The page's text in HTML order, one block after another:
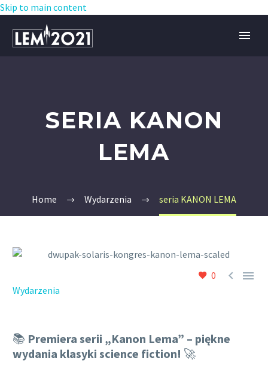
Skip to main content
SERIA KANON
LEMA
Home Wydarzenia seria KANON LEMA
0  
Wydarzenia
📚 Premiera serii „Kanon Lema” – piękne
wydania klasyki science fiction! 🚀